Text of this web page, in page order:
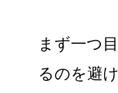
まず一つ
るのを避